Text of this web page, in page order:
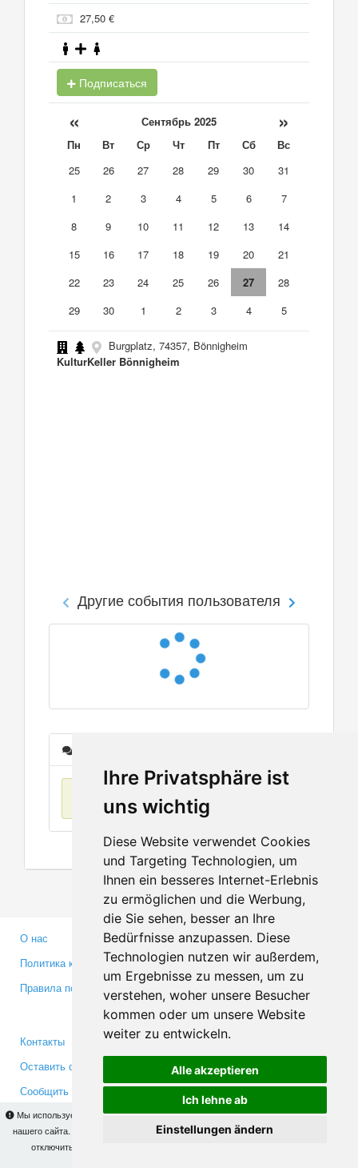
Ihre Privatsphäre ist
uns wichtig
Diese Website verwendet Cookies
und Targeting Technologien, um
Ihnen ein besseres Internet-Erlebnis
zu ermöglichen und die Werbung,
die Sie sehen, besser an Ihre
Bedürfnisse anzupassen. Diese
Technologien nutzen wir außerdem,
um Ergebnisse zu messen, um zu
verstehen, woher unsere Besucher
kommen oder um unsere Website
weiter zu entwickeln.
Alle akzeptieren
Ich lehne ab
Einstellungen ändern
Мы используем cookies для того, чтобы Вы могли использовать весь функционал
нашего сайта. На
Вы сможете узнать подробности и, при желании,
отключить использование cookies. Продолжая пользоваться сайтом, Вы
27,50 €
Подписаться
« Сентябрь 2025 »
Пн Вт Ср Чт Пт Сб
Вс
25
26 27 28 29 30
31
1
2 3 4 5 6
7
8
9 10 11 12 13
14
15
16 17 18 19 20
21
22
23 24 25 26 27
28
29
30 1 2 3 4 5
Burgplatz, 74357, Bönnigheim
KulturKeller Bönnigheim
Другие события пользователя
О нас
Политика конфиденциальности
Правила пользования
Партнерам
Инвесторам
Медиа
Контакты
Оставить отзыв
Сообщить об ошибке
Facebook
Twitter
YouTube
Google+